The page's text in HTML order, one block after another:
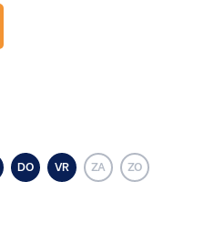
DO VR ZA ZO